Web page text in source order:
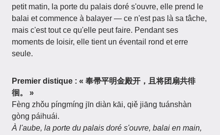
petit matin, la porte du palais doré s'ouvre, elle prend le
balai et commence à balayer — ce n'est pas là sa tâche,
mais c'est tout ce qu'elle peut faire. Pendant ses
moments de loisir, elle tient un éventail rond et erre
seule.
Premier distique : « 奉帚平明金殿开，且将团扇共徘
徊。 »
Fèng zhǒu píngmíng jīn diàn kāi, qiě jiāng tuánshàn
gòng páihuái.
À l'aube, la porte du palais doré s'ouvre, balai en main,